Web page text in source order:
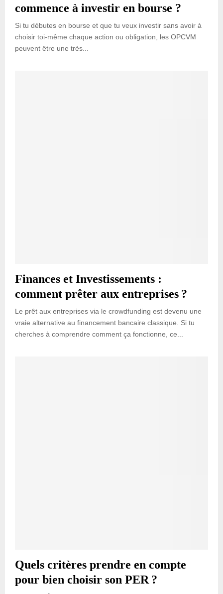
commence à investir en bourse ?
Si tu débutes en bourse et que tu veux investir sans avoir à
choisir toi-même chaque action ou obligation, les OPCVM
peuvent être une très...
Finances et Investissements :
comment prêter aux entreprises ?
Le prêt aux entreprises via le crowdfunding est devenu une
vraie alternative au financement bancaire classique. Si tu
cherches à comprendre comment ça fonctionne, ce...
Quels critères prendre en compte
pour bien choisir son PER ?